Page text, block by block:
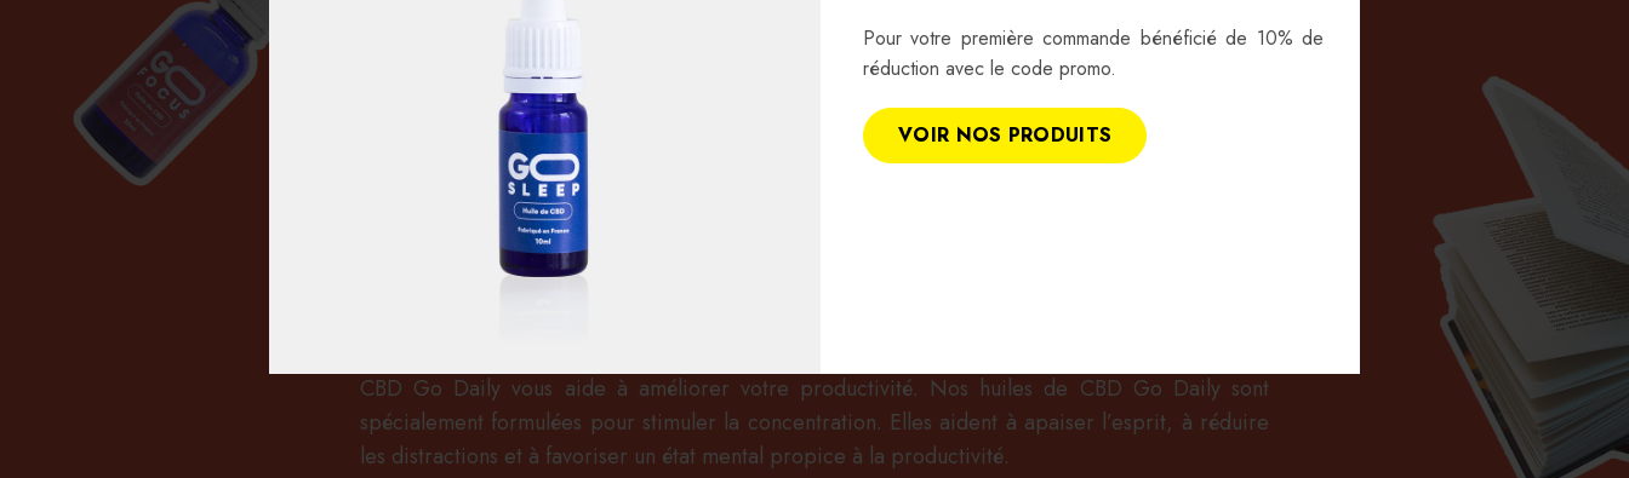
Pour votre première commande bénéficié de 10% de
réduction avec le code promo.
VOIR NOS PRODUITS
HUILE CBD POUR BOOSTER
LA PRODUCTIVITÉ
CBD Go Daily vous aide à améliorer votre productivité. Nos huiles de CBD Go Daily sont
spécialement formulées pour stimuler la concentration. Elles aident à apaiser l’esprit, à réduire
les distractions et à favoriser un état mental propice à la productivité.